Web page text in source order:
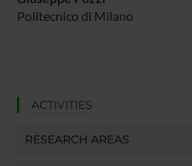
Politecnico di Milano
ACTIVITIES
RESEARCH AREAS